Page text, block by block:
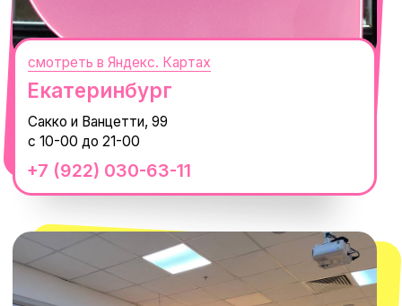
+7 (932) 602-41-15
ТРК «Европолис Ростокино»
ул. Проспект Мира, 211 к2
с 10-00 до 22-00
Москва